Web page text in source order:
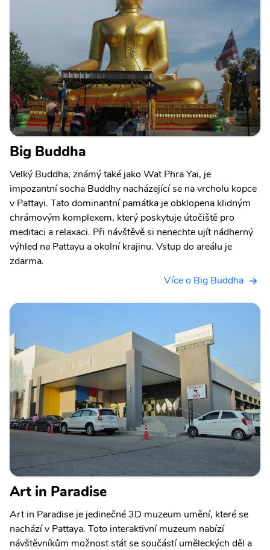
Big Buddha
Velký Buddha, známý také jako Wat Phra Yai, je
impozantní socha Buddhy nacházející se na vrcholu kopce
v Pattayi. Tato dominantní památka je obklopena klidným
chrámovým komplexem, který poskytuje útočiště pro
meditaci a relaxaci. Při návštěvě si nenechte ujít nádherný
výhled na Pattayu a okolní krajinu. Vstup do areálu je
zdarma.
Více o Big Buddha
Art in Paradise
Art in Paradise je jedinečné 3D muzeum umění, které se
nachází v Pattaya. Toto interaktivní muzeum nabízí
návštěvníkům možnost stát se součástí uměleckých děl a